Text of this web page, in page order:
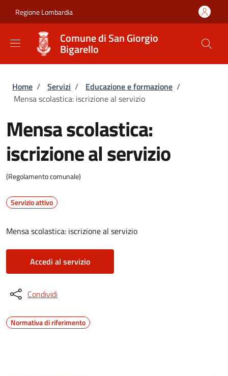
Regione Lombardia
Comune di San Giorgio
Bigarello
Briciole di pane
Home / Servizi / Educazione e formazione /
Mensa scolastica: iscrizione al servizio
Mensa scolastica:
iscrizione al servizio
(Regolamento comunale)
Servizio attivo
Mensa scolastica: iscrizione al servizio
Accedi al servizio
Condividi
Normativa di riferimento